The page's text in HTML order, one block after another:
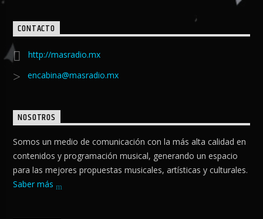
CONTACTO
http://masradio.mx
encabina@masradio.mx
NOSOTROS
Somos un medio de comunicación con la más alta calidad en
contenidos y programación musical, generando un espacio
para las mejores propuestas musicales, artísticas y culturales.
Saber más